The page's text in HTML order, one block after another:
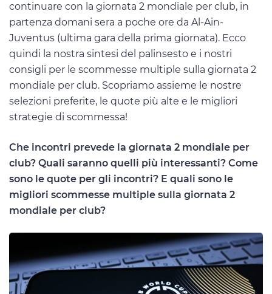
continuare con la giornata 2 mondiale per club, in
partenza domani sera a poche ore da Al-Ain-
Juventus (ultima gara della prima giornata). Ecco
quindi la nostra sintesi del palinsesto e i nostri
consigli per le scommesse multiple sulla giornata 2
mondiale per club. Scopriamo assieme le nostre
selezioni preferite, le quote più alte e le migliori
strategie di scommessa!
Che incontri prevede la giornata 2 mondiale per
club? Quali saranno quelli più interessanti? Come
sono le quote per gli incontri? E quali sono le
migliori scommesse multiple sulla giornata 2
mondiale per club?